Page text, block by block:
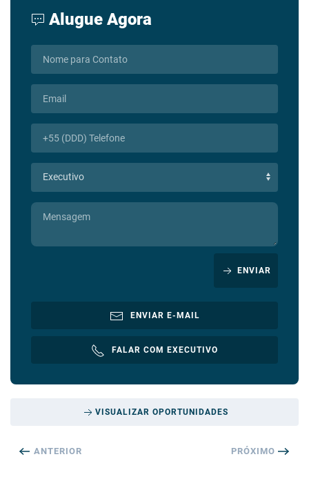
Alugue Agora
ENVIAR
ENVIAR E-MAIL
FALAR COM EXECUTIVO
VISUALIZAR OPORTUNIDADES
ANTERIOR PRÓXIMO